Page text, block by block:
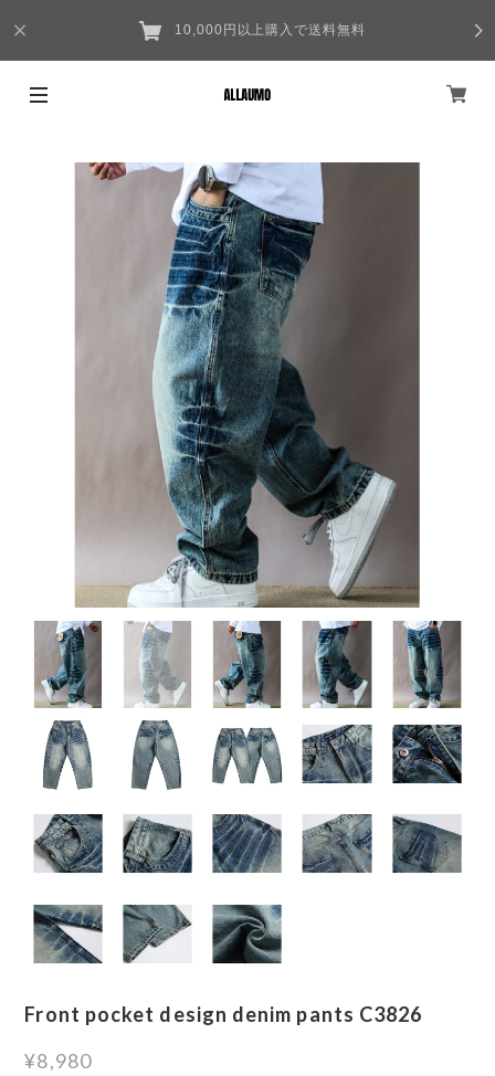
10,000円以上購入で送料無料
Front pocket design denim pants C3826
¥8,980